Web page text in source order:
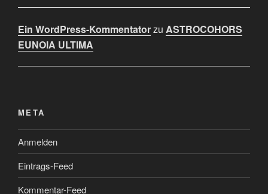
Ein WordPress-Kommentatorzu ASTROCOHORS
EUNOIA ULTIMA
META
Anmelden
Eintrags-Feed
Kommentar-Feed